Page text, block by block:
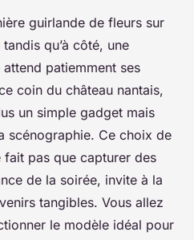
choisir pour
Nantes ?
min de lecture
guirlande de fleurs sur
qu’à côté, une
patiemment ses
coin du château nantais,
un simple gadget mais
scénographie. Ce choix de
pas que capturer des
de la soirée, invite à la
tangibles. Vous allez
le modèle idéal pour